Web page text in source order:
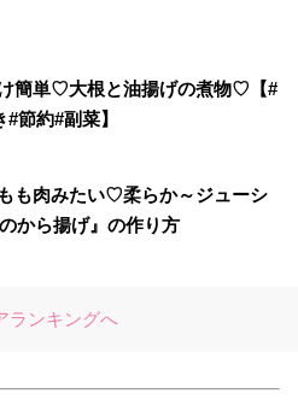
簡単♡大根と油揚げの煮物♡【#
節約#副菜】
も肉みたい♡柔らか～ジューシ
から揚げ』の作り方
ランキングへ